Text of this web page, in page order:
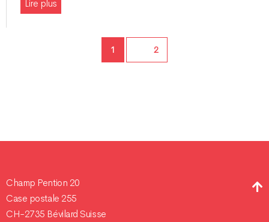
Lire plus
Page
1 Page2
Champ Pention 20
Case postale 255
CH-2735 Bévilard Suisse